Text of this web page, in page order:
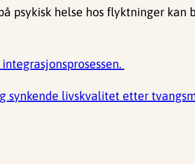
psykisk helse hos flyktninger
synkende livskvalitet etter